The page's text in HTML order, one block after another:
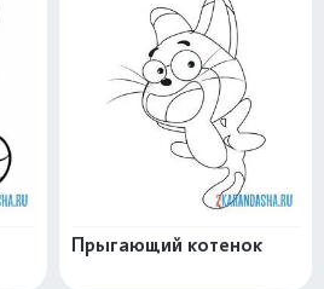
Прыгающий котенок